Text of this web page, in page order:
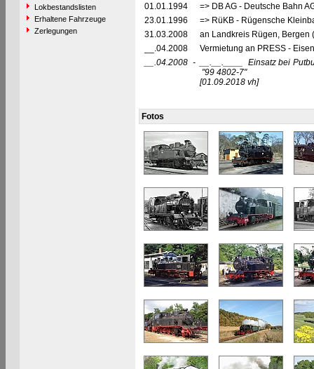
Lokbestandslisten
Erhaltene Fahrzeuge
Zerlegungen
01.01.1994
=> DB AG - Deutsche Bahn
23.01.1996
=> RüKB - Rügensche
31.03.2008
an Landkreis Rügen,
__.04.2008
Vermietung an PRESS -
__.04.2008 - __.__.____
Einsatz bei
"99 4802-7"
[01.09.2018 vh]
Fotos